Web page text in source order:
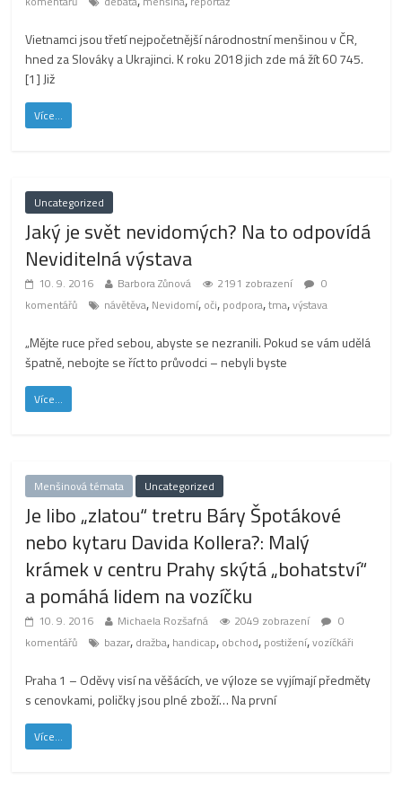
Vietnamci jsou třetí nejpočetnější národnostní menšinou v ČR,
hned za Slováky a Ukrajinci. K roku 2018 jich zde má žít 60 745.
[1] Již
Více...
Uncategorized
Jaký je svět nevidomých? Na to odpovídá
Neviditelná výstava
10. 9. 2016 Barbora Zůnová 2191 zobrazení
0
komentářů
návětěva, Nevidomí, oči, podpora,tma,výstava
„Mějte ruce před sebou, abyste se nezranili. Pokud se vám udělá
špatně, nebojte se říct to průvodci – nebyli byste
Více...
Menšinová témata Uncategorized
Je libo „zlatou“ tretru Báry Špotákové
nebo kytaru Davida Kollera?: Malý
krámek v centru Prahy skýtá „bohatství“
a pomáhá lidem na vozíčku
10. 9. 2016 Michaela Rozšafná 2049 zobrazení
0
komentářů
bazar, dražba, handicap, obchod, postižení,vozíčkáři
Praha 1 – Oděvy visí na věšácích, ve výloze se vyjímají předměty
s cenovkami, poličky jsou plné zboží… Na první
Více...